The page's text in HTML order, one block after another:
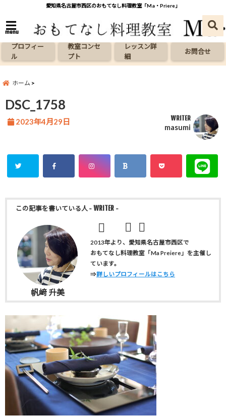
愛知県名古屋市西区のおもてなし料理教室「Ma・Priere」
menu
プロフィー
ル
教室コンセ
プト
レッスン詳
細
お問合せ
ホーム
DSC_1758
2023年4月29日 WRITER
masumi
この記事を書いている人 - WRITER -
2013年より、愛知県名古屋市西区で
おもてなし料理教室「Ma Preiere」を主催し
ています。
⇒詳しいプロフィールはこちら
帆﨑 升美